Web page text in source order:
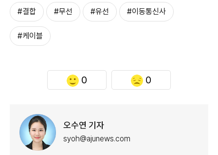
#결합 #무선 #유선 #이동통신사
#케이블
0 0
오수연 기자
syoh@ajunews.com